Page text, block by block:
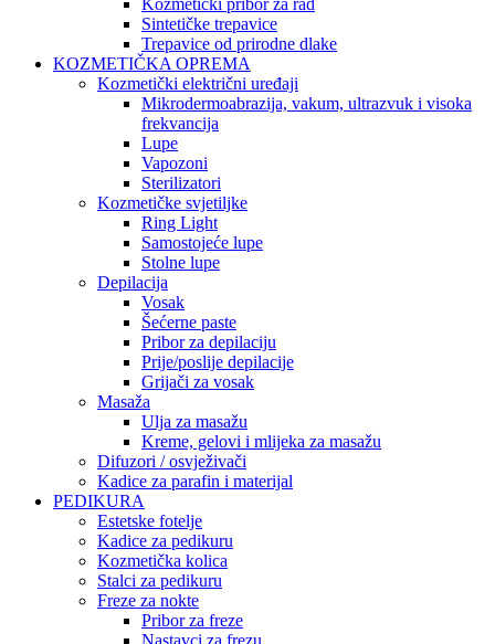
Kozmetički pribor za rad
Sintetičke trepavice
Trepavice od prirodne dlake
KOZMETIČKA OPREMA
Kozmetički električni uređaji
Mikrodermoabrazija, vakum, ultrazvuk i visoka
frekvancija
Lupe
Vapozoni
Sterilizatori
Kozmetičke svjetiljke
Ring Light
Samostojeće lupe
Stolne lupe
Depilacija
Vosak
Šećerne paste
Pribor za depilaciju
Prije/poslije depilacije
Grijači za vosak
Masaža
Ulja za masažu
Kreme, gelovi i mlijeka za masažu
Difuzori / osvježivači
Kadice za parafin i materijal
PEDIKURA
Estetske fotelje
Kadice za pedikuru
Kozmetička kolica
Stalci za pedikuru
Freze za nokte
Pribor za freze
Nastavci za frezu